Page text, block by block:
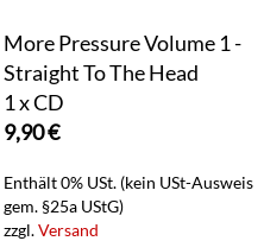
More Pressure Volume 1 -
Straight To The Head
1 x CD
9,90€
Enthält 0% USt. (kein USt-Ausweis
gem. §25a UStG)
zzgl.Versand